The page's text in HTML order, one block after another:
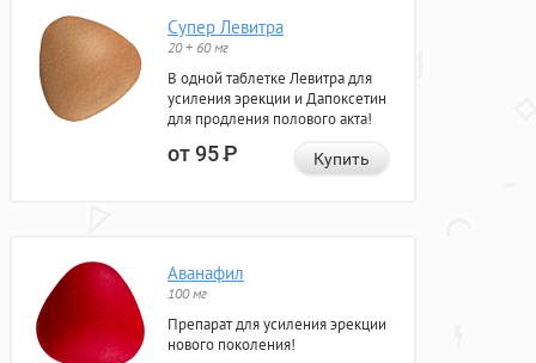
Супер Левитра
20 + 60 мг
В одной таблетке Левитра для
усиления эрекции и Дапоксетин
для продления полового акта!
от 95Р Купить
Аванафил
100 мг
Препарат для усиления эрекции
нового поколения!